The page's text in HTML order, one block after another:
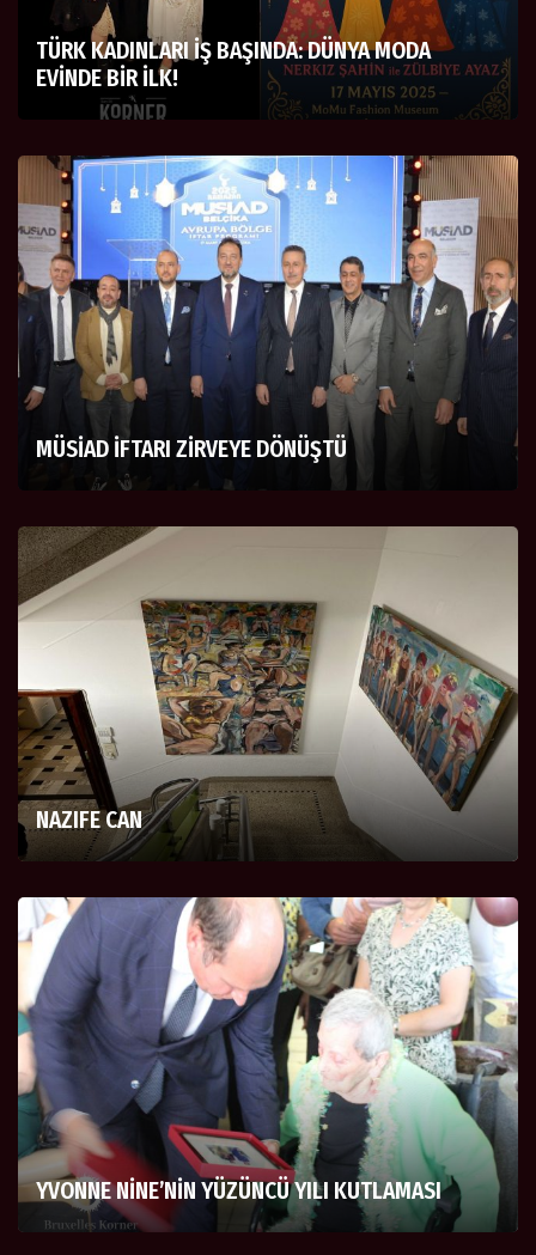
TÜRK KADINLARI İŞ BAŞINDA: DÜNYA MODA
EVİNDE BİR İLK!
MÜSİAD İFTARI ZİRVEYE DÖNÜŞTÜ
NAZIFE CAN
YVONNE NİNE’NİN YÜZÜNCÜ YILI KUTLAMASI